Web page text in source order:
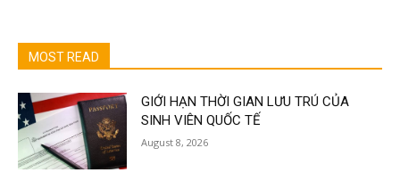
MOST READ
GIỚI HẠN THỜI GIAN LƯU TRÚ CỦA
SINH VIÊN QUỐC TẾ
August 8, 2026